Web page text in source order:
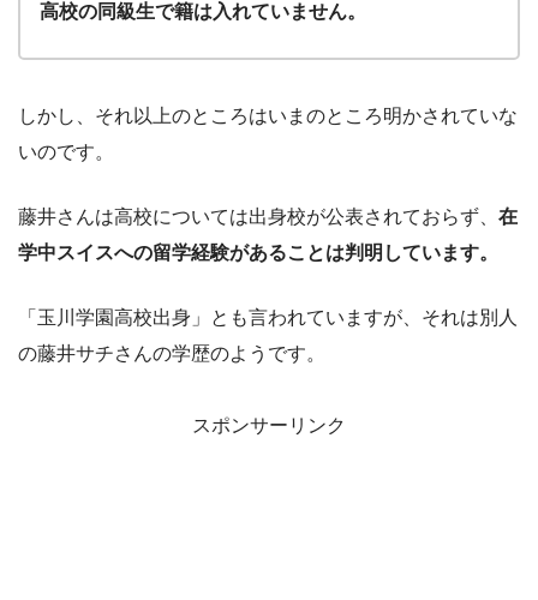
高校の同級生で籍は入れていません。
しかし、それ以上のところはいまのところ明かされていな
いのです。
藤井さんは高校については出身校が公表されておらず、 在
学中スイスへの留学経験があることは判明しています。
「玉川学園高校出身」とも言われていますが、それは別人
の藤井サチさんの学歴のようです。
スポンサーリンク